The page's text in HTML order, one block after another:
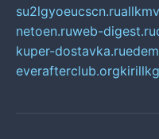
su2lgyoeucscn.ru
netoen.ruweb-digest.ru
kuper-dostavka.ru
everafterclub.org